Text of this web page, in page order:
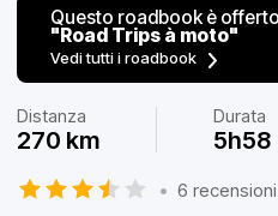
Questo roadbook è
"Road Trips à moto"
Vedi tutti i roadbook
Distanza
270 km
Durata
5h58
• 6 recensioni